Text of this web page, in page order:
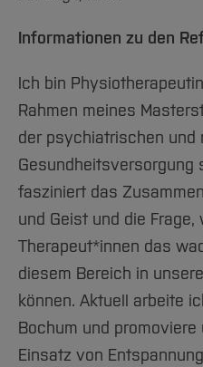
Informationen zu den
Ich bin
Rahmen meines
der psychiatrischen und
Gesundheitsversorgung
fasziniert das
und Geist und die Frage,
Therapeut*innen das
diesem Bereich in
können. Aktuell arbeite
Bochum und
Einsatz von